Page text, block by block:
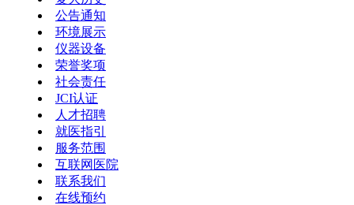
公告通知
环境展示
仪器设备
荣誉奖项
社会责任
JCI认证
人才招聘
就医指引
服务范围
互联网医院
联系我们
在线预约